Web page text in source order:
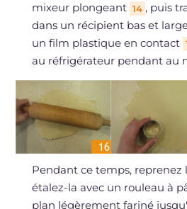
mixeur plongeant 14 , puis
dans un récipient bas et
un film plastique en contact
au réfrigérateur pendant au
Pendant ce temps, reprenez
étalez-la avec un rouleau à
plan légèrement fariné